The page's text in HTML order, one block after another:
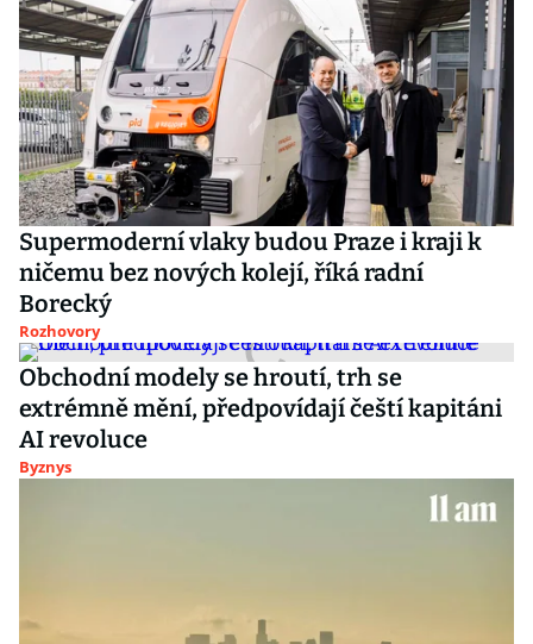
Supermoderní vlaky budou Praze i kraji k
ničemu bez nových kolejí, říká radní
Borecký
Rozhovory
Obchodní modely se hroutí, trh se
extrémně mění, předpovídají čeští kapitáni
AI revoluce
Byznys